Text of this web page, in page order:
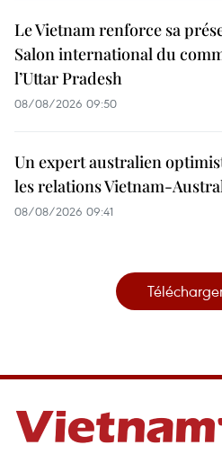
Le Vietnam renforce sa
Salon international du
l’Uttar Pradesh
08/08/2026 09:50
Un expert australien
les relations Vietnam-
08/08/2026 09:41